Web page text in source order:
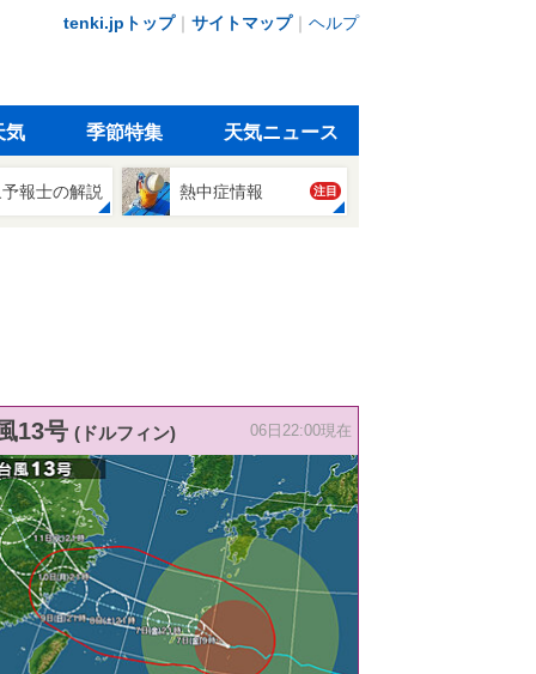
tenki.jpトップ｜ サイトマップ｜ ヘルプ
気 季節特集 天気ニュース
報士の解説 熱中症情報 注目
13号 (ドルフィン) 06日22:00現在